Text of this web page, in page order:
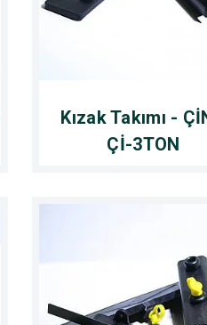
Kızak Takımı -
Çİ-3TON